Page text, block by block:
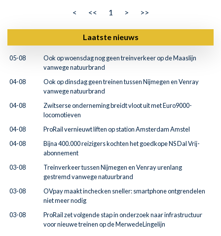
< << 1 > >>
Laatste nieuws
05-08
Ook op woensdag nog geen treinverkeer op de Maaslijn
vanwege natuurbrand
04-08
Ook op dinsdag geen treinen tussen Nijmegen en Venray
vanwege natuurbrand
04-08
Zwitserse onderneming breidt vloot uit met Euro9000-
locomotieven
04-08
ProRail vernieuwt liften op station Amsterdam Amstel
04-08
Bijna 400.000 reizigers kochten het goedkope NS Dal Vrij-
abonnement
03-08
Treinverkeer tussen Nijmegen en Venray urenlang
gestremd vanwege natuurbrand
03-08
OVpay maakt inchecken sneller: smartphone ontgrendelen
niet meer nodig
03-08
ProRail zet volgende stap in onderzoek naar infrastructuur
voor nieuwe treinen op de MerwedeLingelijn